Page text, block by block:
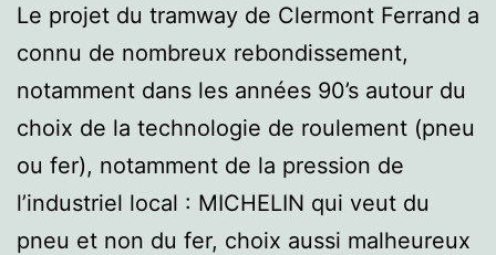
Le projet du tramway de Clermont Ferrand a
connu de nombreux rebondissement,
notamment dans les années 90’s autour du
choix de la technologie de roulement (pneu
ou fer), notamment de la pression de
l’industriel local : MICHELIN qui veut du
pneu et non du fer, choix aussi malheureux